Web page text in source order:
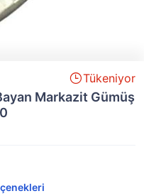
Tükeniyor
Markazit Gümüş